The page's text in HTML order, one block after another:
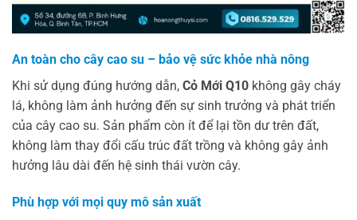
An toàn cho cây cao su – bảo vệ sức khỏe nhà nông
Khi sử dụng đúng hướng dẫn, Cỏ Mới Q10 không gây cháy
lá, không làm ảnh hưởng đến sự sinh trưởng và phát triển
của cây cao su. Sản phẩm còn ít để lại tồn dư trên đất,
không làm thay đổi cấu trúc đất trồng và không gây ảnh
hưởng lâu dài đến hệ sinh thái vườn cây.
Phù hợp với mọi quy mô sản xuất